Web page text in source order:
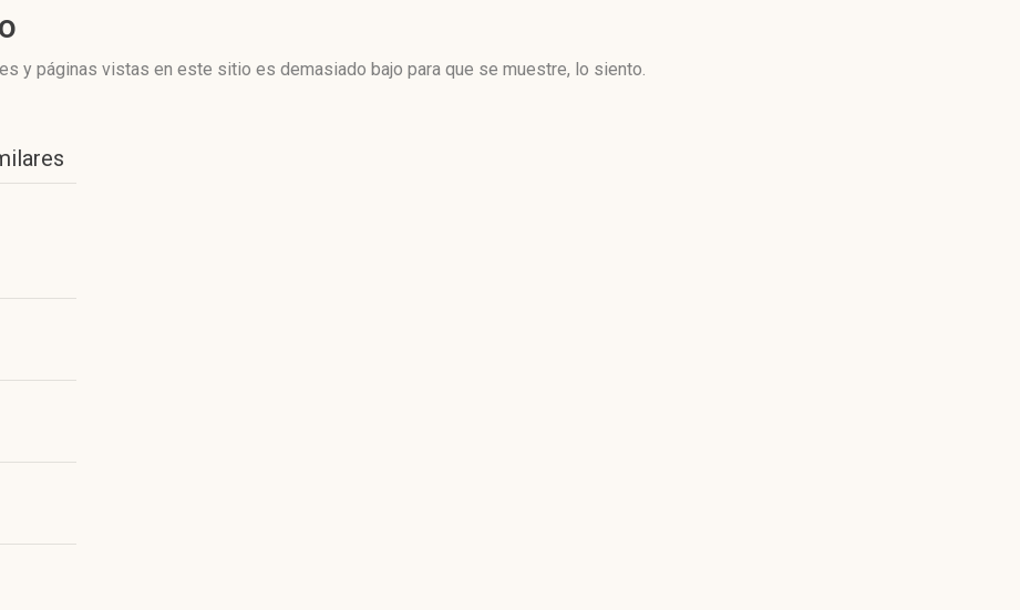
y páginas vistas en este sitio es demasiado bajo para que se muestre, lo siento.